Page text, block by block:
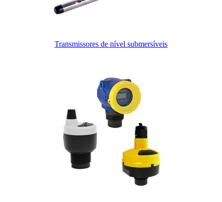
Transmissores de nível submersíveis